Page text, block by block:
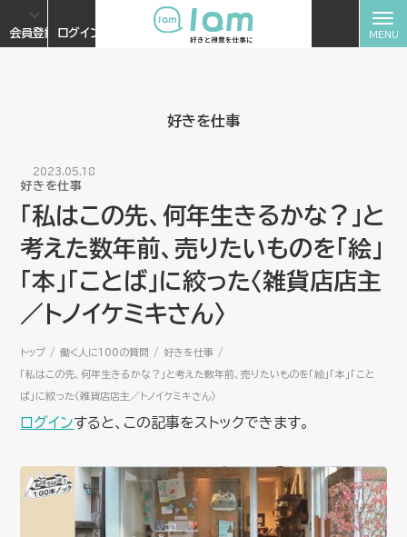
会員登録 ログイン
好きを仕事
2023.05.18
好きを仕事
「私はこの先、何年生きるかな？」と
考えた数年前、売りたいものを「絵」
「本」「ことば」に絞った〈雑貨店店主
／トノイケミキさん〉
トップ 働く人に100の質問 好きを仕事
「私はこの先、何年生きるかな？」と考えた数年前、売りたいものを「絵」「本」「こと
ば」に絞った〈雑貨店店主／トノイケミキさん〉
ログインすると、この記事をストックできます。